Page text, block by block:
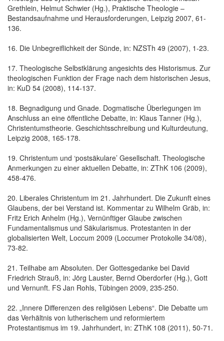
Grethlein, Helmut Schwier (Hg.), Praktische Theologie –
Bestandsaufnahme und Herausforderungen, Leipzig 2007, 61-
136.
16. Die Unbegreiflichkeit der Sünde, in: NZSTh 49 (2007), 1-23.
17. Theologische Selbstklärung angesichts des Historismus. Zur
theologischen Funktion der Frage nach dem historischen Jesus,
in: KuD 54 (2008), 114-137.
18. Begnadigung und Gnade. Dogmatische Überlegungen im
Anschluss an eine öffentliche Debatte, in: Klaus Tanner (Hg.),
Christentumstheorie. Geschichtsschreibung und Kulturdeutung,
Leipzig 2008, 165-178.
19. Christentum und ‘postsäkulare’ Gesellschaft. Theologische
Anmerkungen zu einer aktuellen Debatte, in: ZThK 106 (2009),
458-476.
20. Liberales Christentum im 21. Jahrhundert. Die Zukunft eines
Glaubens, der bei Verstand ist. Kommentar zu Wilhelm Gräb, in:
Fritz Erich Anhelm (Hg.), Vernünftiger Glaube zwischen
Fundamentalismus und Säkularismus. Protestanten in der
globalisierten Welt, Loccum 2009 (Loccumer Protokolle 34/08),
73-82.
21. Teilhabe am Absoluten. Der Gottesgedanke bei David
Friedrich Strauß, in: Jörg Lauster, Bernd Oberdorfer (Hg.), Gott
und Vernunft. FS Jan Rohls, Tübingen 2009, 235-250.
22. „Innere Differenzen des religiösen Lebens“. Die Debatte um
das Verhältnis von lutherischem und reformiertem
Protestantismus im 19. Jahrhundert, in: ZThK 108 (2011), 50-71.